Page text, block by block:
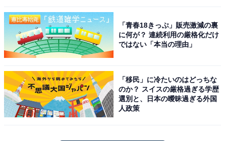
ワットホテル＆スパ飛騨高山（画像出典：楽天トラベル）
「ワットホテル＆スパ飛騨高山」は、JR高山駅から徒歩
「青春18きっぷ」販売激減の裏
に何が？ 連続利用の厳格化だけ
ではない「本当の理由」
「移民」に冷たいのはどっちな
のか？ スイスの厳格過ぎる学歴
選別と、日本の曖昧過ぎる外国
人政策